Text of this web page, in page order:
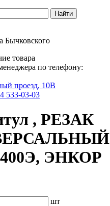
Бычковского
товара
по телефону:
проезд, 10В
533-03-03
, РЕЗАК
ЭНКОР
шт